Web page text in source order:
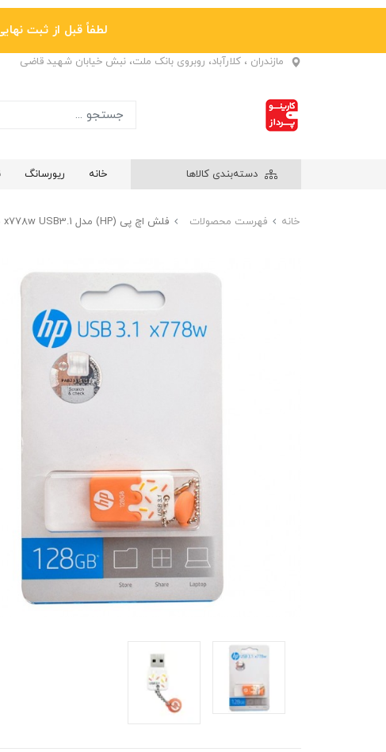
لطفاً قبل از ثبت نهایی،
مازندران ، کلارآباد، روبروی بانک ملت، نبش خیابان شهید قاضی
دسته‌بندی کالاها خانه ریورسانگ
خانه فهرست محصولات فلش اچ پی (HP) مدل x778w USB3.1 ظرفیت 128GB